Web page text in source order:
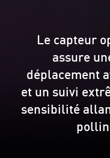
Le capteur
assure
déplacement
et un suivi
sensibilité